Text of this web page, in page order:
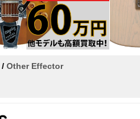
/ Other Effector